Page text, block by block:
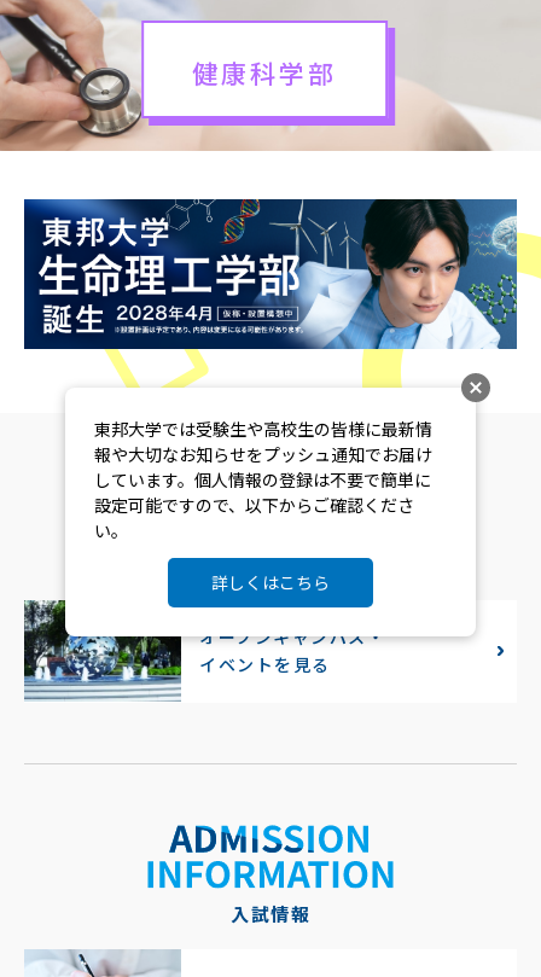
健康科学部
オープンキャンパス・イベント
オープンキャンパス・
イベントを見る
入試情報
東邦大学では受験生や高校生の皆様に最新情
報や大切なお知らせをプッシュ通知でお届け
しています。個人情報の登録は不要で簡単に
設定可能ですので、以下からご確認くださ
い。
詳しくはこちら